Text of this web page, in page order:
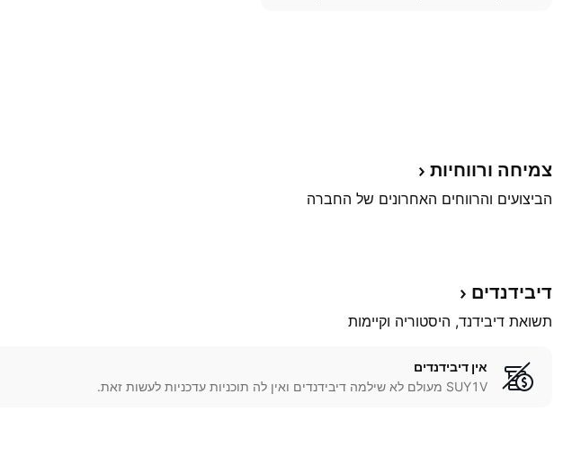
צמיחה ורווחיות
הביצועים והרווחים האחרונים של החברה
דיבידנדים
תשואת דיבידנד, היסטוריה וקיימות
אין דיבידנדים
SUY1V מעולם לא שילמה דיבידנדים ואין לה תוכניות עדכניות לעשות זאת.